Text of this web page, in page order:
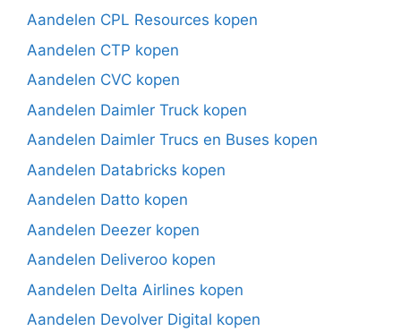
Aandelen CPL Resources kopen
Aandelen CTP kopen
Aandelen CVC kopen
Aandelen Daimler Truck kopen
Aandelen Daimler Trucs en Buses kopen
Aandelen Databricks kopen
Aandelen Datto kopen
Aandelen Deezer kopen
Aandelen Deliveroo kopen
Aandelen Delta Airlines kopen
Aandelen Devolver Digital kopen